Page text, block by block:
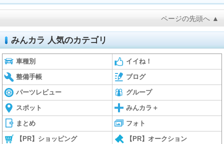
ページの先頭へ ▲
みんカラ 人気のカテゴリ
車種別 イイね！
整備手帳 ブログ
パーツレビュー グループ
スポット みんカラ＋
まとめ フォト
【PR】ショッピング 【PR】オークション